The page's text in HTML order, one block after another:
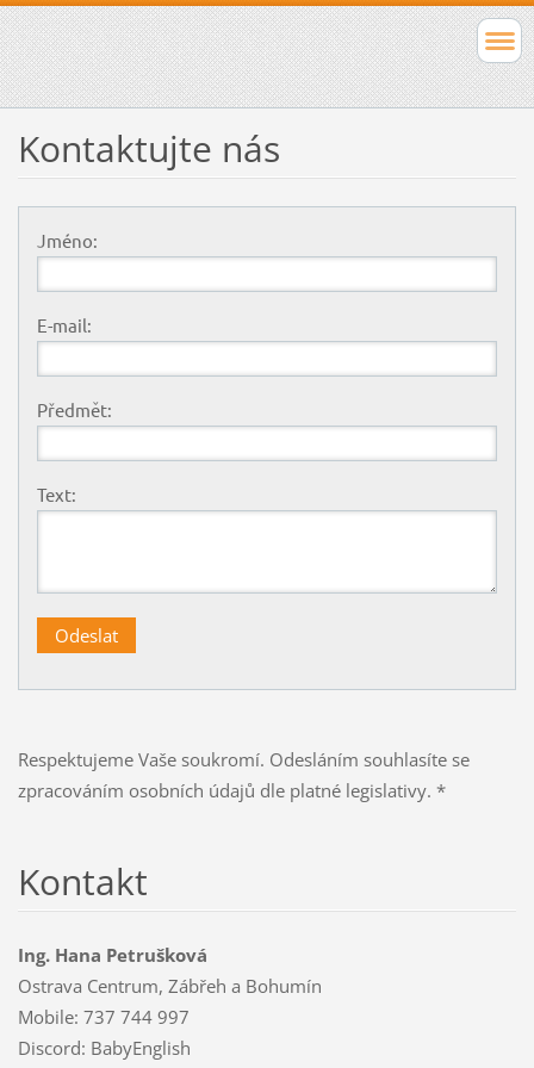
Kontaktujte nás
Jméno:
E-mail:
Předmět:
Text:
Respektujeme Vaše soukromí. Odesláním souhlasíte se
zpracováním osobních údajů dle platné legislativy. *
Kontakt
Ing. Hana Petrušková
Ostrava Centrum, Zábřeh a Bohumín
Mobile: 737 744 997
Discord: BabyEnglish